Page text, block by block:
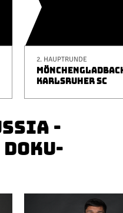
2. HAUPTRUNDE
KARLSRUHER SC
-
DOKU-